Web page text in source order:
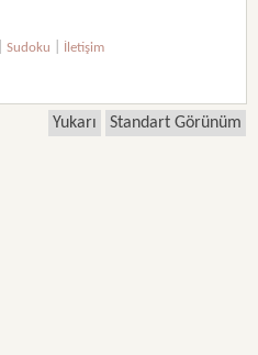
|Sudoku İletişim
Yukarı Standart Görünüm